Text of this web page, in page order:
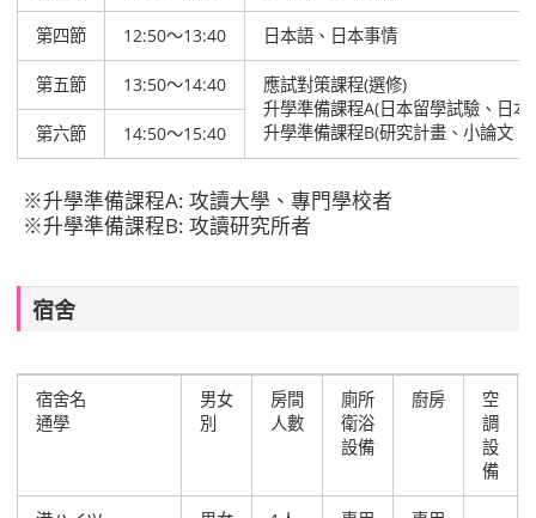
第四節 12:50～13:40 日本語、日本事情
第五節 13:50～14:40
應試對策課程(選修)
升學準備課程A(日本留學試驗、日
升學準備課程B(研究計畫、小論文
第六節 14:50～15:40
※升學準備課程A: 攻讀大學、專門學校者
※升學準備課程B: 攻讀研究所者
宿舍
宿舍名
通學
男女
別
房間
人數
廁所
衛浴
設備
廚房
空
調
設
備